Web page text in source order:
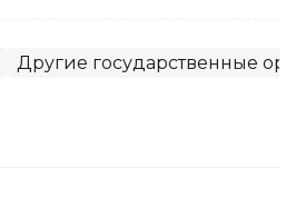
Другие государственные